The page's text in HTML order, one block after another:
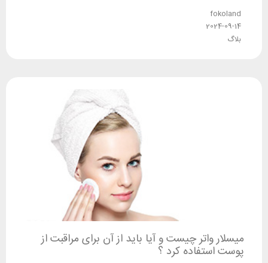
fokoland
2024-09-14
بلاگ
میسلار واتر چیست و آیا باید از آن برای مراقبت از
پوست استفاده کرد ؟